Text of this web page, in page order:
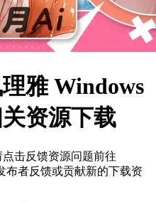
雅 Windows
资源下载
击反馈资源问题前往
布者反馈或贡献新的下载资